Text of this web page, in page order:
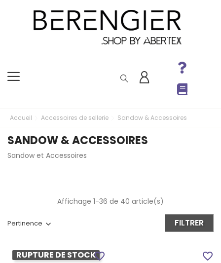
Accueil Accessoires de sellerie Sandow & Accessoires
SANDOW & ACCESSOIRES
Sandow et Accessoires
Pertinence FILTRER
Affichage 1-36 de 40 article(s)
RUPTURE DE STOCKfavorite_border favorite_border